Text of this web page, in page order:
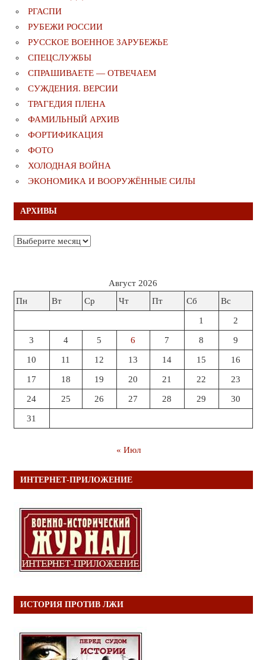
РГАСПИ
РУБЕЖИ РОССИИ
РУССКОЕ ВОЕННОЕ ЗАРУБЕЖЬЕ
СПЕЦСЛУЖБЫ
СПРАШИВАЕТЕ — ОТВЕЧАЕМ
СУЖДЕНИЯ. ВЕРСИИ
ТРАГЕДИЯ ПЛЕНА
ФАМИЛЬНЫЙ АРХИВ
ФОРТИФИКАЦИЯ
ФОТО
ХОЛОДНАЯ ВОЙНА
ЭКОНОМИКА И ВООРУЖЁННЫЕ СИЛЫ
АРХИВЫ
Архивы
Август 2026
Пн
Вт Ср Чт Пт Сб Вс
1 2
3 4 5 6 7 8 9
10 11 12 13 14 15 16
17 18 19 20 21 22 23
24 25 26 27 28 29 30
31
« Июл
ИНТЕРНЕТ-ПРИЛОЖЕНИЕ
ИСТОРИЯ ПРОТИВ ЛЖИ